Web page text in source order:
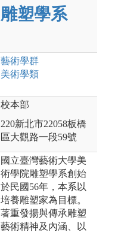
雕塑學系
藝術學群
美術學類
校本部
220新北市22058板橋
區大觀路一段59號
國立臺灣藝術大學美
術學院雕塑學系創始
於民國56年，本系以
培養雕塑家為目標。
著重發揚與傳承雕塑
藝術精神及內涵、以